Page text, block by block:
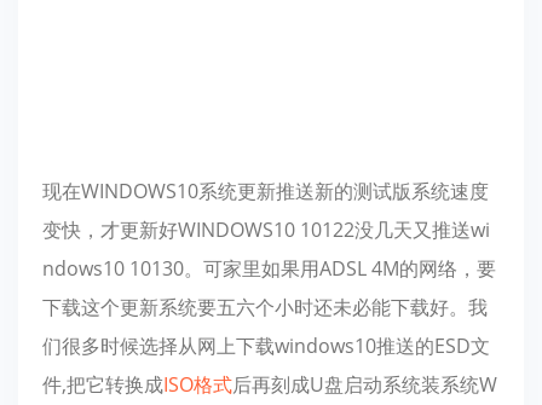
现在WINDOWS10系统更新推送新的测试版系统速度
变快，才更新好WINDOWS10 10122没几天又推送wi
ndows10 10130。可家里如果用ADSL 4M的网络，要
下载这个更新系统要五六个小时还未必能下载好。我
们很多时候选择从网上下载windows10推送的ESD文
件,把它转换成ISO格式后再刻成U盘启动系统装系统W